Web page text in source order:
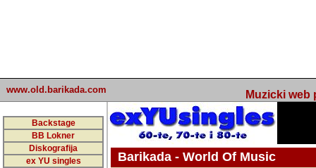
www.old.barikada.com Muzicki web
Backstage
BB Lokner
Diskografija
ex YU singles
Barikada - World Of Music